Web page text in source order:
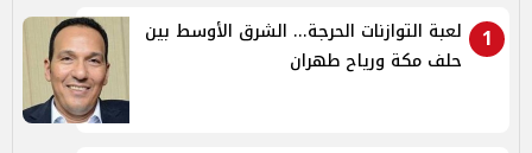
1
لعبة التوازنات الحرجة... الشرق الأوسط بين
حلف مكة ورياح طهران